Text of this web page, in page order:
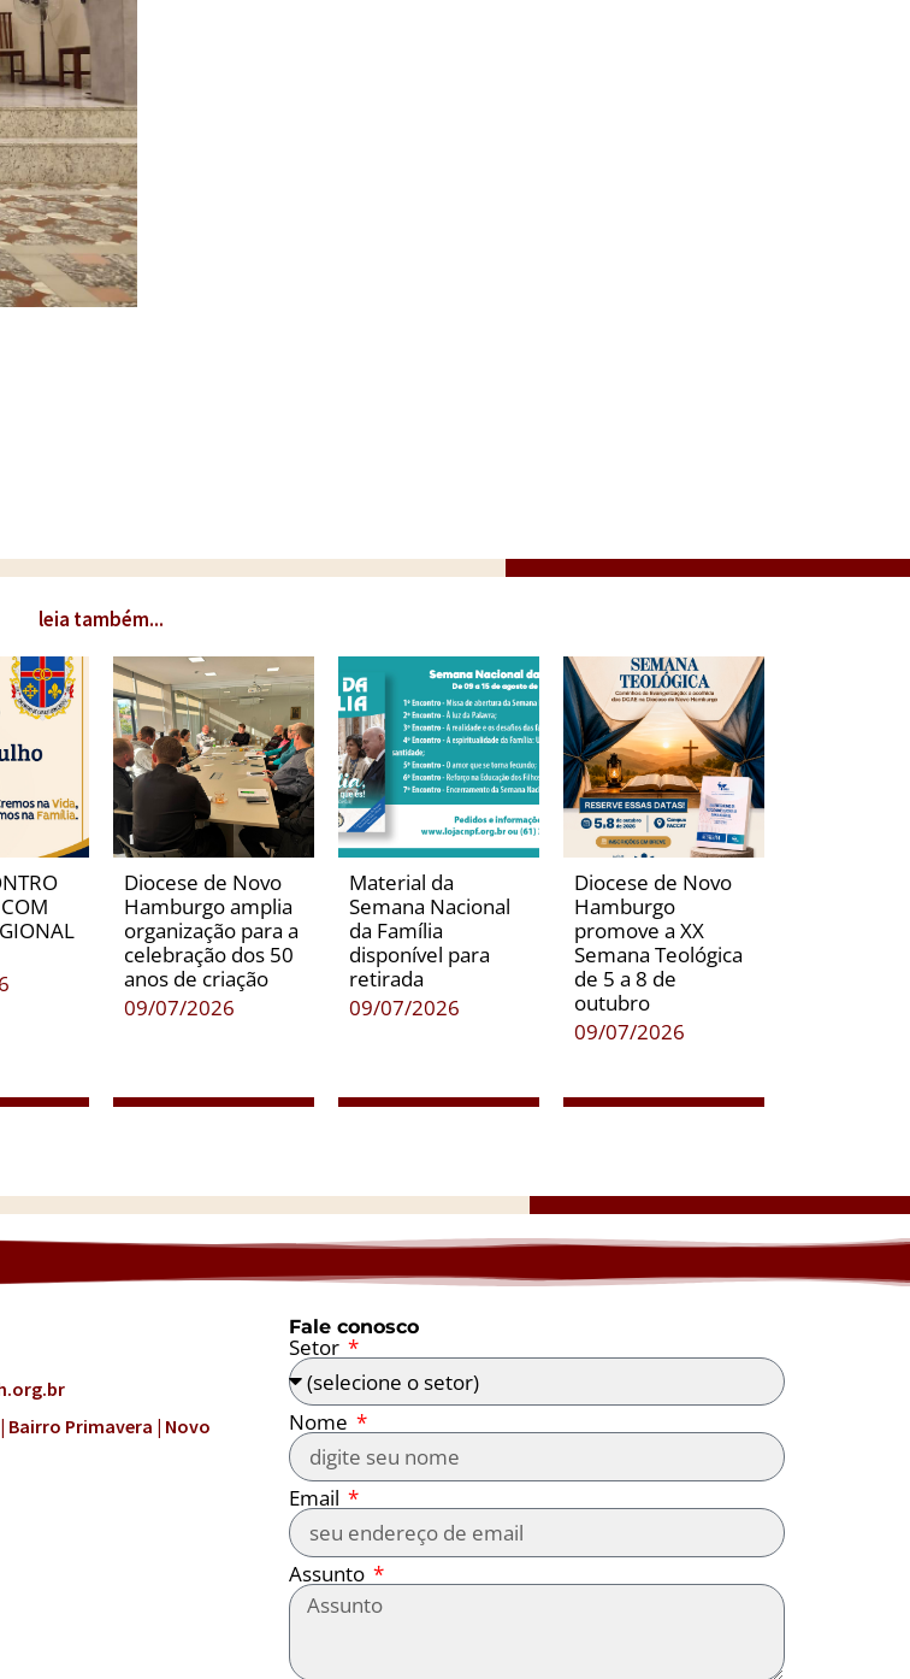
leia também...
Diocese de Novo
Hamburgo amplia
organização para a
celebração dos 50
anos de criação
09/07/2026
Material da
Semana Nacional
da Família
disponível para
retirada
09/07/2026
Diocese de Novo
Hamburgo
promove a XX
Semana Teológica
de 5 a 8 de
outubro
09/07/2026
Bairro Primavera | Novo
Fale conosco
Setor
Nome
Email
Assunto